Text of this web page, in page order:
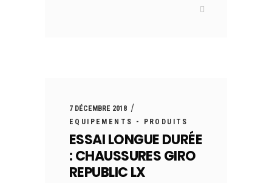
7 DÉCEMBRE 2018
EQUIPEMENTS - PRODUITS
ESSAI LONGUE DURÉE
: CHAUSSURES GIRO
REPUBLIC LX